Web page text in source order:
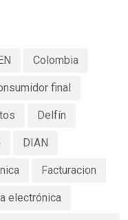
Colombia
final
Delfín
DIAN
Facturacion
electrónica